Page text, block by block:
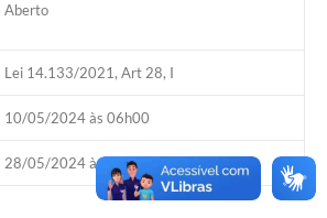
Aberto
Lei 14.133/2021, Art 28, I
10/05/2024 às 06h00
28/05/2024 às 13h00